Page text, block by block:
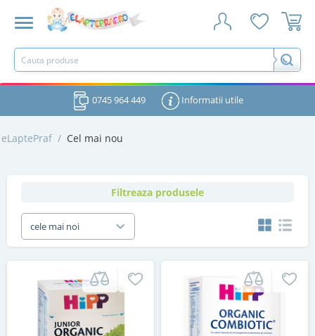
0745 964 449 Informatii utile
eLaptePraf / Cel mai nou
Filtreaza produsele
cele mai noi